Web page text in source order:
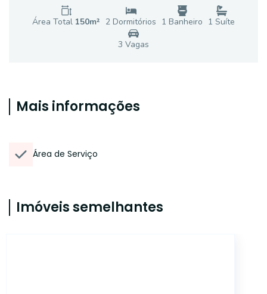
Área Total 150m² 2 Dormitórios 1 Banheiro 1 Suíte
3 Vagas
Mais informações
Área de Serviço
Imóveis semelhantes